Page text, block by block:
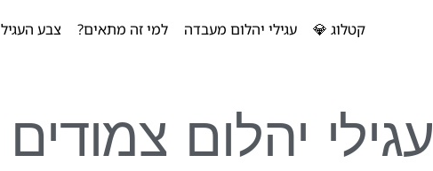
קטלוג 💎 עגילי יהלום מעבדה למי זה מתאים? צבע העגיל
עגילי יהלום צמודים